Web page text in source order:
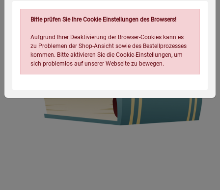
Bitte prüfen Sie Ihre Cookie Einstellungen des Browsers!
Aufgrund Ihrer Deaktivierung der Browser-Cookies kann es
zu Problemen der Shop-Ansicht sowie des Bestellprozesses
kommen. Bitte aktivieren Sie die Cookie-Einstellungen, um
sich problemlos auf unserer Webseite zu bewegen.